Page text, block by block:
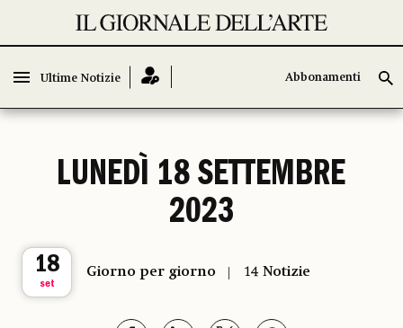
Ultime Notizie Abbonamenti
Ultime Notizie Abbonamenti
LUNEDÌ 18 SETTEMBRE
2023
18
set
Giorno per giorno 14 Notizie